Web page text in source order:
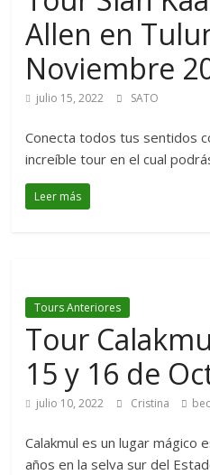
Allen en
Noviembre
julio 15, 2022 SATO
Conecta todos tus sentidos
increíble tour en el cual
Leer más
Tours Anteriores
Tour
15 y 16 de
julio 10, 2022 Cristina
Calakmul es un lugar mágico
años en la selva sur del